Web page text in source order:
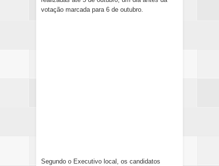
votação marcada para 6 de outubro.
Segundo o Executivo local, os candidatos